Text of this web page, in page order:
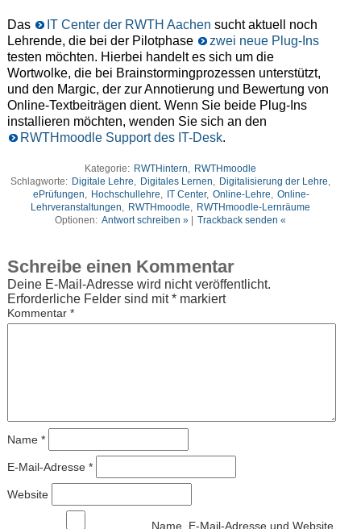
Das IT Center der RWTH Aachen sucht aktuell noch
Lehrende, die bei der Pilotphase
zwei neue Plug-Ins
testen möchten. Hierbei handelt es sich um die
Wortwolke, die bei Brainstormingprozessen unterstützt,
und den Margic, der zur Annotierung und Bewertung von
Online-Textbeiträgen dient. Wenn Sie beide Plug-Ins
installieren möchten, wenden Sie sich an den
RWTHmoodle Support des IT-Desk.
Kategorie: RWTHintern
RWTHmoodle
Schlagworte: Digitale Lehre Digitales Lernen Digitalisierung der Lehre
ePrüfungen
Hochschullehre IT Center, Online-Lehre
Online-
Lehrveranstaltungen
RWTHmoodle
RWTHmoodle-Lernräume
Optionen: Antwort schreiben » | Trackback senden «
Schreibe einen Kommentar
Deine E-Mail-Adresse wird nicht veröffentlicht.
Erforderliche Felder sind mit*markiert
Kommentar *
Name *
E-Mail-Adresse *
Website
Name, E-Mail-Adresse und Website